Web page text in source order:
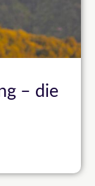
– die